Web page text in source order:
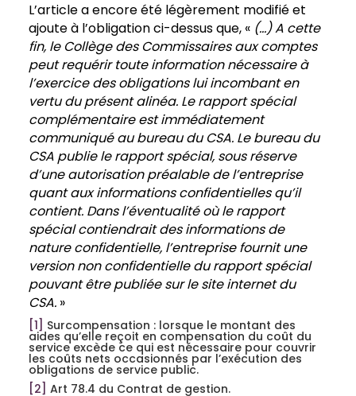
L’article a encore été légèrement modifié et
ajoute à l’obligation ci-dessus que, « (…) A cette
fin, le Collège des Commissaires aux comptes
peut requérir toute information nécessaire à
l’exercice des obligations luiincombant en
vertu du présent alinéa. Le rapport spécial
complémentaire est immédiatement
communiqué au bureau du CSA. Le bureau du
CSA publie le rapport spécial, sous réserve
d’une autorisation préalable de l’entreprise
quant aux informations confidentielles qu’il
contient. Dans l’éventualité où le rapport
spécial contiendrait des informations de
nature confidentielle, l’entreprise fournit une
version non confidentielle du rapport spécial
pouvant être publiée sur le site internet du
CSA.»
[1] Surcompensation : lorsque le montant des
aides qu’elle reçoit en compensation du coût du
service excède ce qui est nécessaire pour couvrir
les coûts nets occasionnés par l’exécution des
obligations de service public.
[2] Art 78.4 du Contrat de gestion.